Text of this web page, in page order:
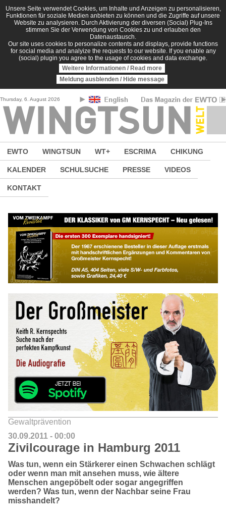
Direkt zum Inhalt
Unsere Seite verwendet Cookies, um Inhalte und Anzeigen zu personalisieren,
Funktionen für soziale Medien anbieten zu können und die Zugriffe auf unsere
Website zu analysieren. Durch Aktivierung der diversen (Social) Plug-Ins
stimmen Sie der Verwendung von Cookies zu und erlauben den
Datenaustausch.
Our site uses cookies to personalize contents and displays, provide functions
for social media and analyize the requests to our website. If you enable any
(social) plugin you agree to the usage of cookies and data exchange.
Weitere Informationen / Read more
Meldung ausblenden / Hide message
Thursday, 6. August 2026
EWTO WINGTSUN WT+ ESCRIMA CHIKUNG
KALENDER SCHULSUCHE PRESSE VIDEOS
KONTAKT
Gewaltprävention
30.09.2011 - 00:00
Zivilcourage in Hamburg 2011
Was tun, wenn ein Stärkerer einen Schwachen schlägt
oder wenn man mit ansehen muss, wie ältere
Menschen angepöbelt oder sogar angegriffen
werden? Was tun, wenn der Nachbar seine Frau
misshandelt?